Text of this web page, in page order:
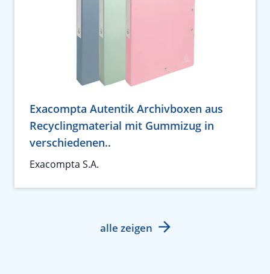
Exacompta Autentik Archivboxen aus
Recyclingmaterial mit Gummizug in
verschiedenen..
Exacompta S.A.
alle zeigen